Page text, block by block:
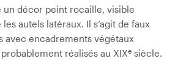
un décor peint rocaille, visible
autels latéraux. Il s’agit de faux
avec encadrements végétaux
réalisés au XIXe siècle.